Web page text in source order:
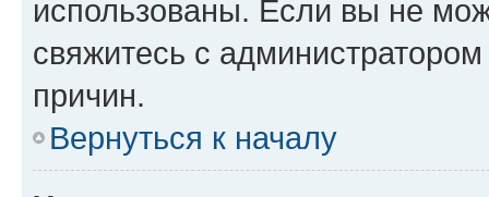
использованы. Если вы не
свяжитесь с
причин.
Вернуться к началу